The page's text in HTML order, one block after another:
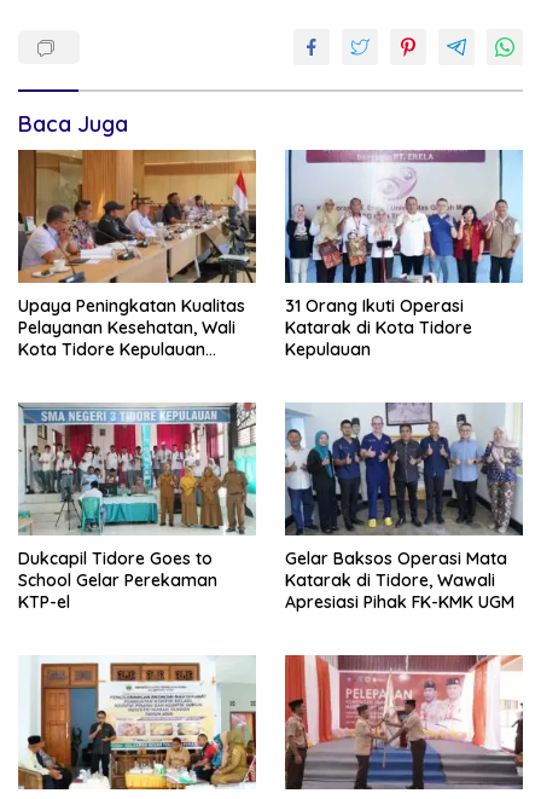
Baca Juga
Upaya Peningkatan Kualitas
Pelayanan Kesehatan, Wali
Kota Tidore Kepulauan
31 Orang Ikuti Operasi
Katarak di Kota Tidore
Kepulauan
Dukcapil Tidore Goes to
School Gelar Perekaman
KTP-el
Gelar Baksos Operasi Mata
Katarak di Tidore, Wawali
Apresiasi Pihak FK-KMK UGM